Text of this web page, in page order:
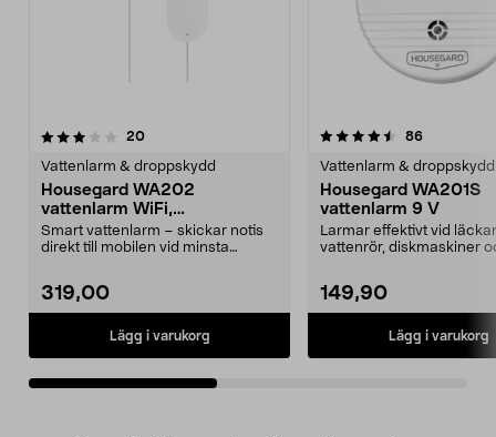
20recensioner
Vattenlarm & droppskydd
Housegard WA202
vattenlarm WiFi,
vattenläckagesensor
Smart vattenlarm – skickar notis
direkt till mobilen vid minsta
319,00
Lägg i varukorg
4.5av 5 stjärnor 86recensioner
Vattenlarm & droppskydd
Housegard WA201S
vattenlarm 9 V
Larmar effektivt vid
vattenrör, diskmaskiner
149,90
Lägg i varukorg
5.0av 5 stjärnor